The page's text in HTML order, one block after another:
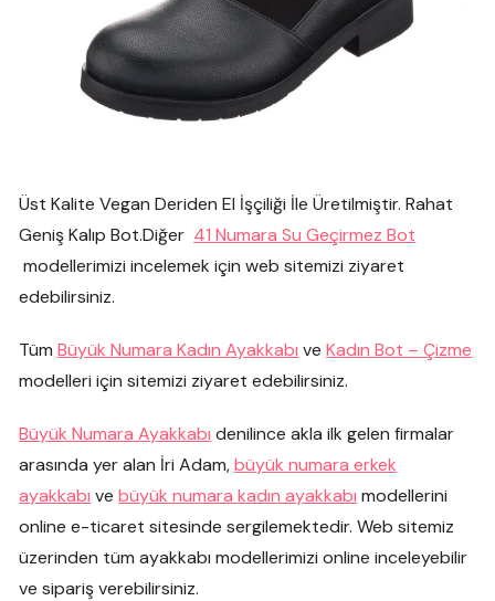
Üst Kalite Vegan Deriden El İşçiliği İle Üretilmiştir. Rahat
Geniş Kalıp Bot.Diğer 41 Numara Su Geçirmez Bot
modellerimizi incelemek için web sitemizi ziyaret
edebilirsiniz.
TümBüyük Numara Kadın Ayakkabı veKadın Bot – Çizme
modelleri için sitemizi ziyaret edebilirsiniz.
Büyük Numara Ayakkabı denilince akla ilk gelen firmalar
arasında yer alan İri Adam,büyük numara erkek
ayakkabı vebüyük numara kadın ayakkabı modellerini
online e-ticaret sitesinde sergilemektedir. Web sitemiz
üzerinden tüm ayakkabı modellerimizi online inceleyebilir
ve sipariş verebilirsiniz.